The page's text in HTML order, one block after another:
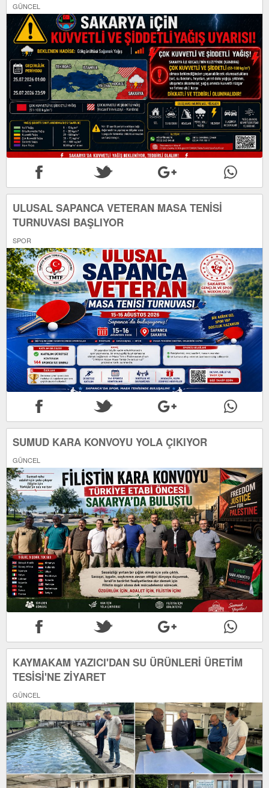
GÜNCEL
ULUSAL SAPANCA VETERAN MASA TENİSİ
TURNUVASI BAŞLIYOR
SPOR
SUMUD KARA KONVOYU YOLA ÇIKIYOR
GÜNCEL
KAYMAKAM YAZICI'DAN SU ÜRÜNLERİ ÜRETİM
TESİSİ'NE ZİYARET
GÜNCEL